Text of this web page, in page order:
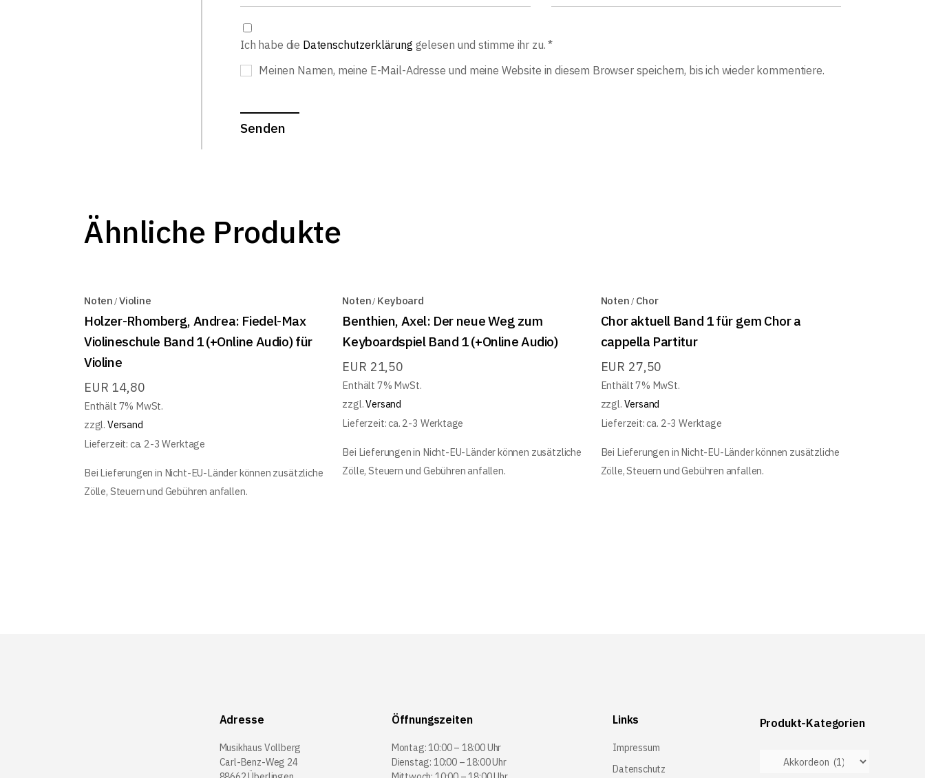
Ich habe die Datenschutzerklärung gelesen und stimme ihr zu. *
Meinen Namen, meine E-Mail-Adresse und meine Website in diesem Browser speichern, bis ich wieder kommentiere.
Senden
Ähnliche Produkte
Noten Violine
Holzer-Rhomberg, Andrea: Fiedel-Max
Violineschule Band 1 (+Online Audio) für
Violine
EUR 14,80
Enthält 7% MwSt.
zzgl. Versand
Lieferzeit: ca. 2-3 Werktage
Bei Lieferungen in Nicht-EU-Länder können zusätzliche
Zölle, Steuern und Gebühren anfallen.
Noten Keyboard
Benthien, Axel: Der neue Weg zum
Keyboardspiel Band 1 (+Online Audio)
EUR 21,50
Enthält 7% MwSt.
zzgl.Versand
Lieferzeit: ca. 2-3 Werktage
Bei Lieferungen in Nicht-EU-Länder können zusätzliche
Zölle, Steuern und Gebühren anfallen.
Noten Chor
Chor aktuell Band 1 für gem Chor a
cappella Partitur
EUR 27,50
Enthält 7% MwSt.
zzgl. Versand
Lieferzeit: ca. 2-3 Werktage
Bei Lieferungen in Nicht-EU-Länder können zusätzliche
Zölle, Steuern und Gebühren anfallen.
Adresse
Musikhaus Vollberg
Carl-Benz-Weg 24
Öffnungszeiten
Montag: 10:00 – 18:00 Uhr
Dienstag: 10:00 – 18:00 Uhr
Links
Impressum
Datenschutz
Produkt-Kategorien